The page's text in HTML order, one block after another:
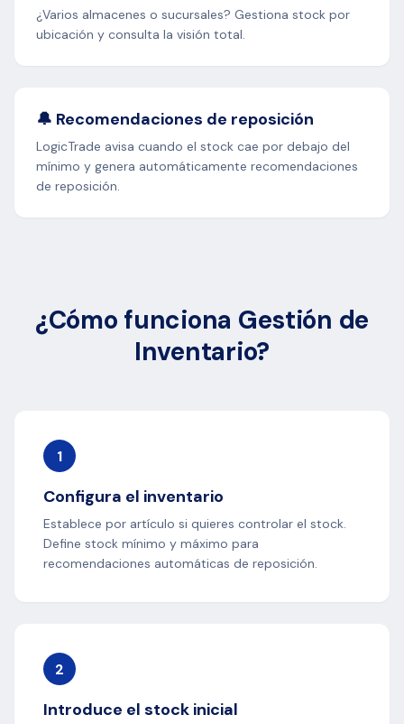
¿Varios almacenes o sucursales? Gestiona stock por
ubicación y consulta la visión total.
🔔 Recomendaciones de reposición
LogicTrade avisa cuando el stock cae por debajo del
mínimo y genera automáticamente recomendaciones
de reposición.
¿Cómo funciona Gestión de
Inventario?
1
Configura el inventario
Establece por artículo si quieres controlar el stock.
Define stock mínimo y máximo para
recomendaciones automáticas de reposición.
2
Introduce el stock inicial